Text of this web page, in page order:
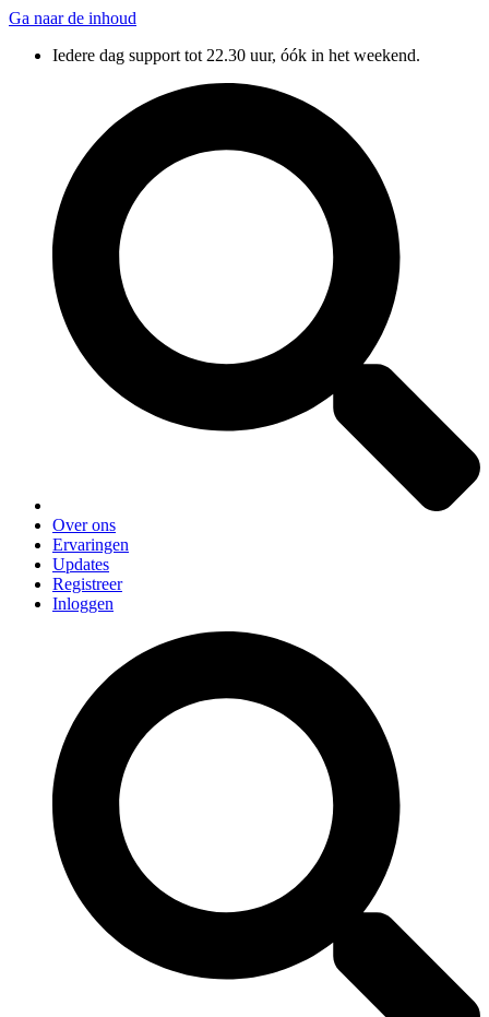
Ga naar de inhoud
Iedere dag support tot 22.30 uur, óók in het weekend.
Over ons
Ervaringen
Updates
Registreer
Inloggen